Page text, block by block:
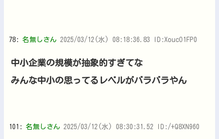
78: 名無しさん 2025/03/12(水) 08:18:36.83 ID:XoucO1FP0
中小企業の規模が抽象的すぎてな
みんな中小の思ってるレベルがバラバラやん
101: 名無しさん 2025/03/12(水) 08:30:31.52 ID:/+Q8XN960